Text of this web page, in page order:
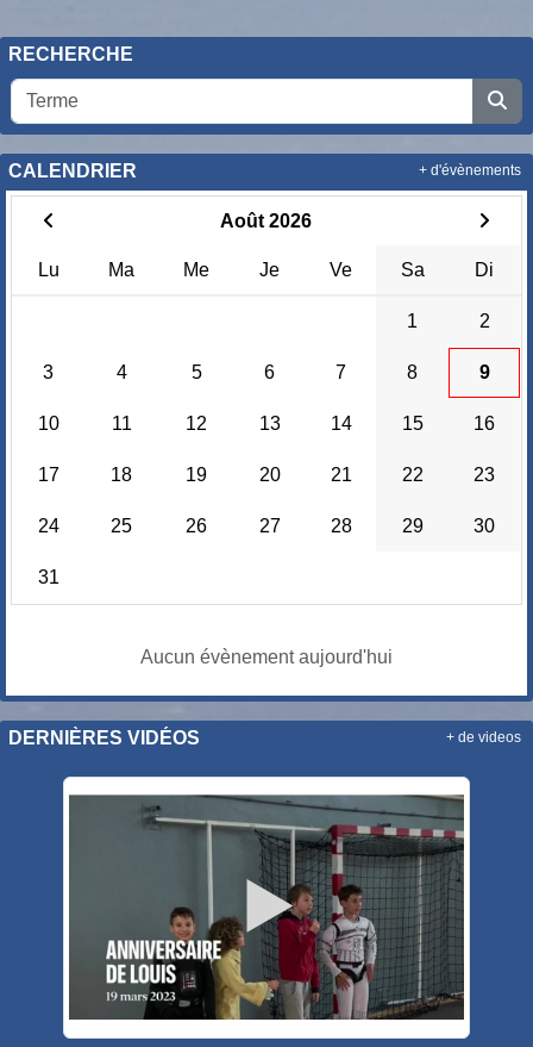
RECHERCHE
CALENDRIER
Août 2026
Lu Ma Me Je Ve Sa Di
1 2
3 4 5 6 7 8 9
10 11 12 13 14 15 16
17 18 19 20 21 22 23
24 25 26 27 28 29 30
31
Aucun évènement aujourd'hui
+ d'évènements
DERNIÈRES VIDÉOS + de videos